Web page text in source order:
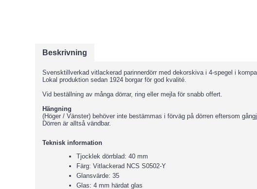
Beskrivning
Svensktillverkad vitlackerad parinnerdörr med dekorskiva i 4-spegel i
Lokal produktion sedan 1924 borgar för god kvalité.
Vid beställning av många dörrar, ring eller mejla för snabb offert.
Hängning
(Höger / Vänster) behöver inte bestämmas i förväg på dörren eftersom
Dörren är alltså vändbar.
Teknisk information
Tjocklek dörrblad: 40 mm
Färg: Vitlackerad NCS S0502-Y
Glansvärde: 35
Glas: 4 mm härdat glas